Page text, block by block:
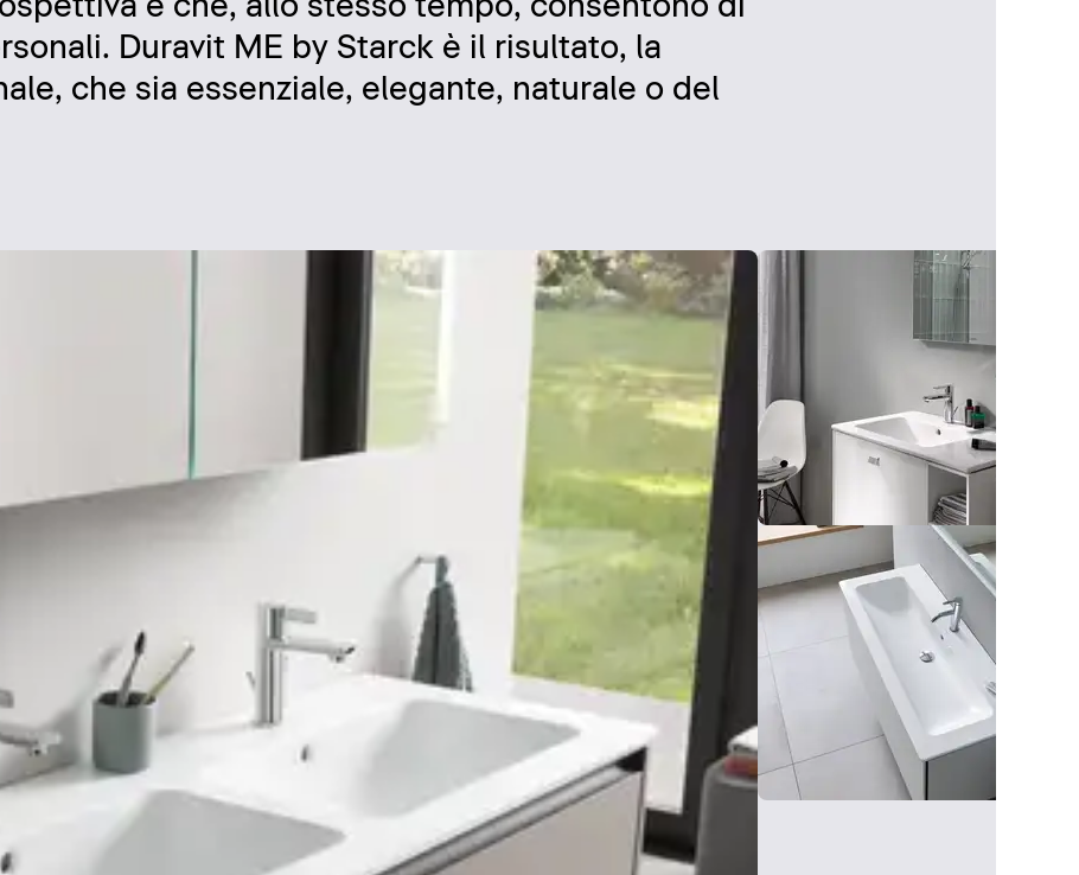
Duravit ME by Starck è il risultato, la
che sia essenziale, elegante, naturale o del